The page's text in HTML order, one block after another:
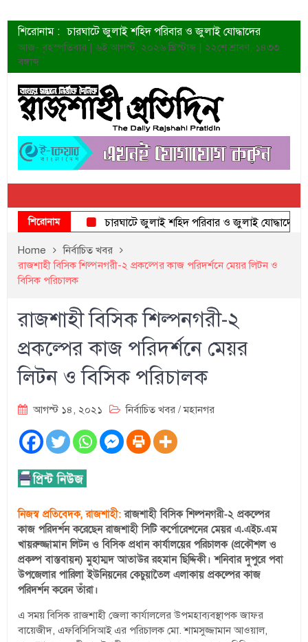
শিরোনাম : চারঘাটে জুলাই শহিদ পরিবার ও জুলাই যোদ্ধাদের
সংবর্ধনা
ত্বক ভালো রাখতে যে ৫ কাজ করবেন
জুলাই স্মৃতি জাদুঘরের দুয়ার খুলেছে উদ্বোধন করলেন
প্রধানমন্ত্রী
শাহরুখের নতুন সিনেমার লুক
কোয়ার্টার ফাইনালে নেইমারের দুর্দান্ত অ্যাসিস্টে সান্তোস
ডেনিস লিয়ামিন রাশিয়ার ড্রোন বাহিনীর প্রধান হলেন
জুলাই শহিদদের আত্মত্যাগ জাতি চিরকাল শ্রদ্ধার সাথে
স্মরণ করবে: ভূমিমন্ত্রী
আজ- বৃহস্পতিবার | ৬ই আগস্ট, ২০২৬ খ্রিস্টাব্দ | ২২শে শ্রাবণ, ১৪৩৩
বঙ্গাব্দ
শিরোনাম চারঘাটে জুলাই শহিদ পরিবার ও জুলাই যোদ্ধাদের
Home
নির্বাচিত খবর
রাজশাহী বিসিক শিল্পনগরী-২ প্রকল্পের কাজ পরিদর্শনে মেয়র লিটন ও
বিসিক পরিচালক
রাজশাহী বিসিক শিল্পনগরী-২
প্রকল্পের কাজ পরিদর্শনে মেয়র
লিটন ও বিসিক পরিচালক
আগস্ট ১৪, ২০২১ নির্বাচিত খবর /মহানগর
নিজস্ব প্রতিবেদক, রাজশাহী: রাজশাহী বিসিক শিল্পনগরী-২ প্রকল্পের
কাজ পরিদর্শন করেছেন রাজশাহী সিটি কর্পোরেশনের মেয়র এ.এইচ.এম
খায়রুজ্জামান লিটন ও বিসিক প্রধান কার্যালয়ের পরিচালক (প্রকৌশল ও
প্রকল্প বাস্তবায়ন) মুহাম্মদ আতাউর রহমান ছিদ্দিকী। শনিবার দুপুরে পবা
উপজেলার পারিলা ইউনিয়নের কেচুয়াতৈল এলাকায় প্রকল্পের কাজ
পরিদর্শন করেন তাঁরা।
এ সময় বিসিক রাজশাহী জেলা কার্যাললের উপমহাব্যবস্থাপক জাফর
বায়েজীদ, এফবিসিসিআই এর পরিচালক মো. শামসুজ্জামান আওয়াল,